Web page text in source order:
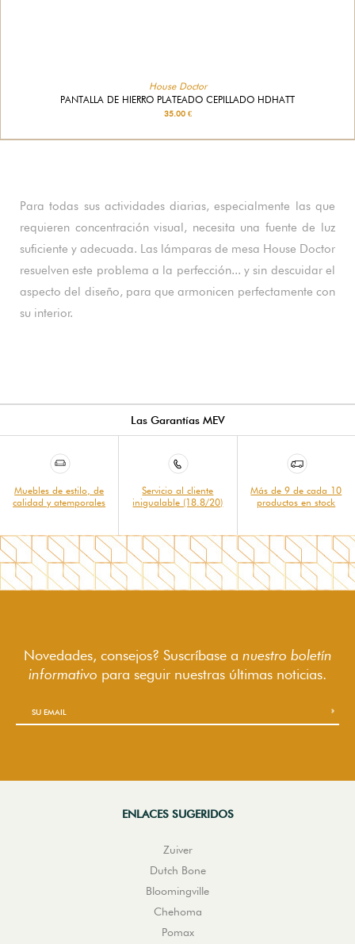
House Doctor
PANTALLA DE HIERRO PLATEADO CEPILLADO HDHATT
35.00 €
Para todas sus actividades diarias, especialmente las que
requieren concentración visual, necesita una fuente de luz
suficiente y adecuada. Las lámparas de mesa House Doctor
resuelven este problema a la perfección... y sin descuidar el
aspecto del diseño, para que armonicen perfectamente con
su interior.
Las Garantías MEV
Muebles de estilo, de
calidad y atemporales
Servicio al cliente
inigualable (18.8/20)
Más de 9 de cada 10
productos en stock
Novedades, consejos? Suscríbase a nuestro boletín
informativo para seguir nuestras últimas noticias.
ENLACES SUGERIDOS
Zuiver
Dutch Bone
Bloomingville
Chehoma
Pomax